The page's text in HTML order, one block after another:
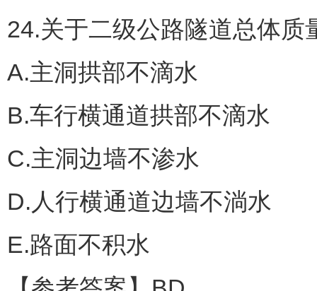
24.关于二级公路隧道总体
A.主洞拱部不滴水
B.车行横通道拱部不滴水
C.主洞边墙不渗水
D.人行横通道边墙不淌水
E.路面不积水